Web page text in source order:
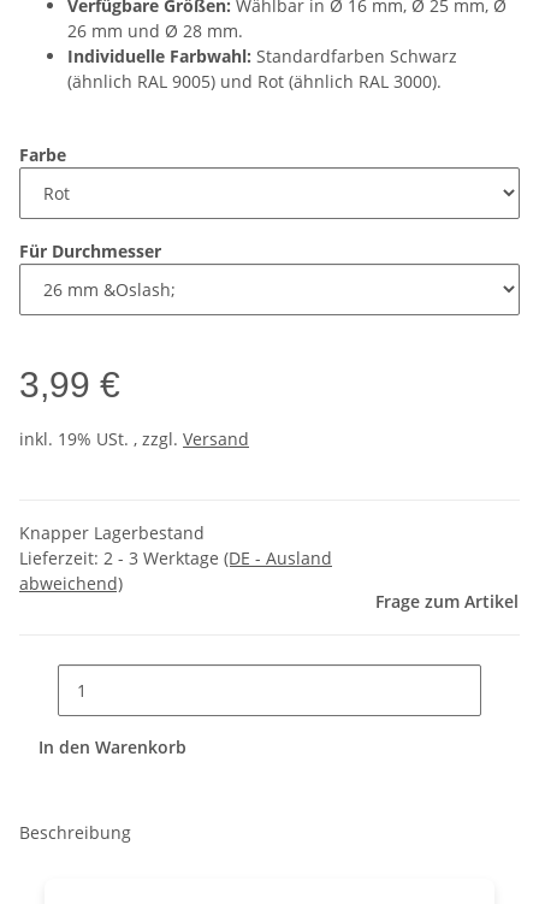
Verfügbare Größen: Wählbar in Ø 16 mm, Ø 25 mm, Ø
26 mm und Ø 28 mm.
Individuelle Farbwahl: Standardfarben Schwarz
(ähnlich RAL 9005) und Rot (ähnlich RAL 3000).
Farbe
Für Durchmesser
3,99 €
inkl. 19% USt. , zzgl. Versand
Knapper Lagerbestand
Lieferzeit: 2 - 3 Werktage (DE - Ausland
abweichend)
Frage zum Artikel
In den Warenkorb
Beschreibung